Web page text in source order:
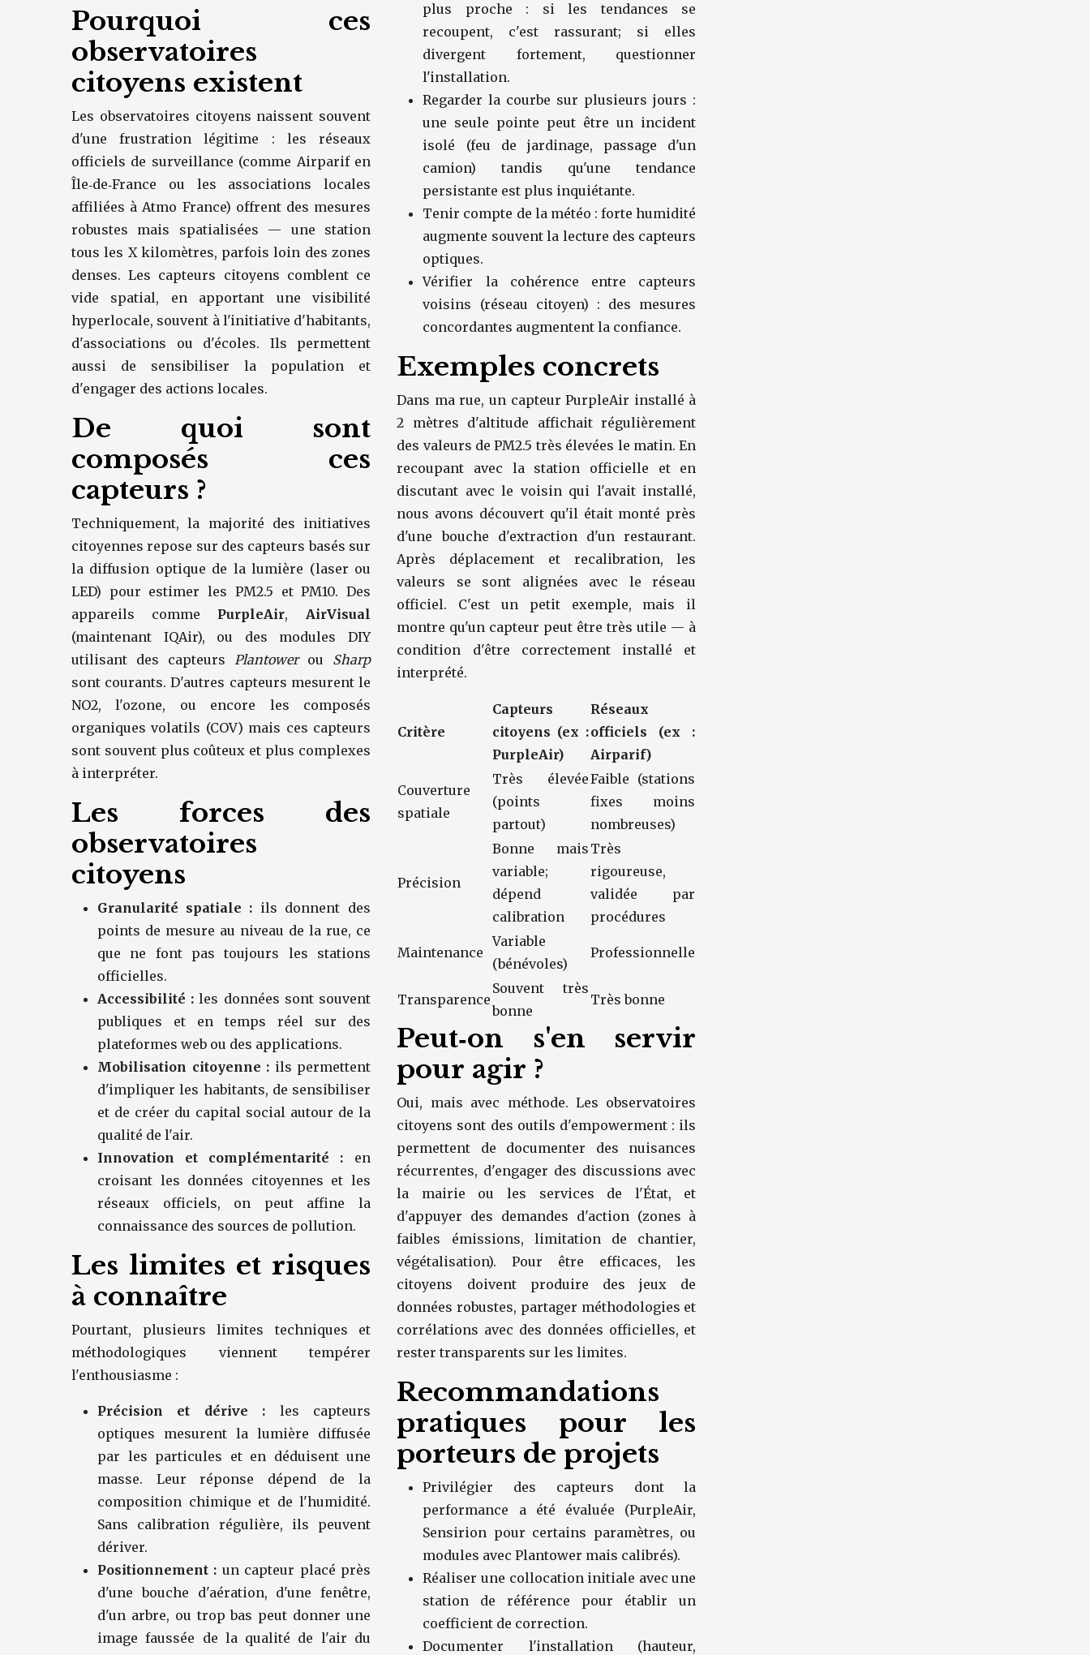
Pourquoi ces
observatoires
citoyens existent
Les observatoires citoyens naissent souvent
d'une frustration légitime : les réseaux
officiels de surveillance (comme Airparif en
Île‑de‑France ou les associations locales
affiliées à Atmo France) offrent des mesures
robustes mais spatialisées — une station
tous les X kilomètres, parfois loin des zones
denses. Les capteurs citoyens comblent ce
vide spatial, en apportant une visibilité
hyperlocale, souvent à l'initiative d'habitants,
d'associations ou d'écoles. Ils permettent
aussi de sensibiliser la population et
d'engager des actions locales.
De quoi sont
composés ces
capteurs ?
Techniquement, la majorité des initiatives
citoyennes repose sur des capteurs basés sur
la diffusion optique de la lumière (laser ou
LED) pour estimer les PM2.5 et PM10. Des
appareils comme PurpleAir, AirVisual
(maintenant IQAir), ou des modules DIY
utilisant des capteurs Plantowerou Sharp
sont courants. D'autres capteurs mesurent le
NO2, l'ozone, ou encore les composés
organiques volatils (COV) mais ces capteurs
sont souvent plus coûteux et plus complexes
à interpréter.
Les forces des
observatoires
citoyens
Granularité spatiale : ils donnent des
points de mesure au niveau de la rue, ce
que ne font pas toujours les stations
officielles.
Accessibilité : les données sont souvent
publiques et en temps réel sur des
plateformes web ou des applications.
Mobilisation citoyenne : ils permettent
d'impliquer les habitants, de sensibiliser
et de créer du capital social autour de la
qualité de l'air.
Innovation et complémentarité : en
croisant les données citoyennes et les
réseaux officiels, on peut affine la
connaissance des sources de pollution.
Les limites et risques
à connaître
Pourtant, plusieurs limites techniques et
méthodologiques viennent tempérer
l'enthousiasme :
Précision et dérive : les capteurs
optiques mesurent la lumière diffusée
par les particules et en déduisent une
masse. Leur réponse dépend de la
composition chimique et de l'humidité.
Sans calibration régulière, ils peuvent
dériver.
Positionnement : un capteur placé près
d'une bouche d'aération, d'une fenêtre,
d'un arbre, ou trop bas peut donner une
image faussée de la qualité de l'air du
plus proche : si les tendances se
recoupent, c'est rassurant; si elles
divergent fortement, questionner
l'installation.
Regarder la courbe sur plusieurs jours :
une seule pointe peut être un incident
isolé (feu de jardinage, passage d'un
camion) tandis qu'une tendance
persistante est plus inquiétante.
Tenir compte de la météo : forte humidité
augmente souvent la lecture des capteurs
optiques.
Vérifier la cohérence entre capteurs
voisins (réseau citoyen) : des mesures
concordantes augmentent la confiance.
Exemples concrets
Dans ma rue, un capteur PurpleAir installé à
2 mètres d'altitude affichait régulièrement
des valeurs de PM2.5 très élevées le matin. En
recoupant avec la station officielle et en
discutant avec le voisin qui l'avait installé,
nous avons découvert qu'il était monté près
d'une bouche d'extraction d'un restaurant.
Après déplacement et recalibration, les
valeurs se sont alignées avec le réseau
officiel. C'est un petit exemple, mais il
montre qu'un capteur peut être très utile — à
condition d'être correctement installé et
interprété.
Critère
Capteurs
citoyens (ex :
PurpleAir)
Réseaux
officiels (ex :
Airparif)
Couverture
spatiale
Très élevée
(points
partout)
Faible (stations
fixes moins
nombreuses)
Précision
Bonne mais
variable;
dépend
calibration
Très
rigoureuse,
validée par
procédures
Maintenance
Variable
(bénévoles)
Professionnelle
Transparence
Souvent très
bonne
Très bonne
Peut‑on s'en servir
pour agir ?
Oui, mais avec méthode. Les observatoires
citoyens sont des outils d'empowerment : ils
permettent de documenter des nuisances
récurrentes, d'engager des discussions avec
la mairie ou les services de l'État, et
d'appuyer des demandes d'action (zones à
faibles émissions, limitation de chantier,
végétalisation). Pour être efficaces, les
citoyens doivent produire des jeux de
données robustes, partager méthodologies et
corrélations avec des données officielles, et
rester transparents sur les limites.
Recommandations
pratiques pour les
porteurs de projets
Privilégier des capteurs dont la
performance a été évaluée (PurpleAir,
Sensirion pour certains paramètres, ou
modules avec Plantower mais calibrés).
Réaliser une collocation initiale avec une
station de référence pour établir un
coefficient de correction.
Documenter l'installation (hauteur,